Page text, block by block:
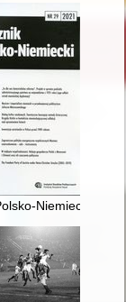
Niemiecki.